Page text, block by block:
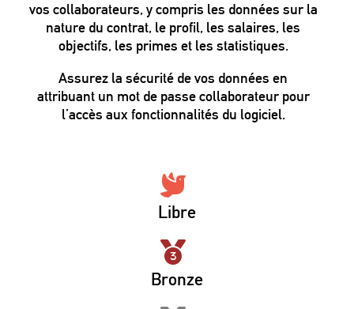
vos collaborateurs, y compris les données sur la
nature du contrat, le profil, les salaires, les
objectifs, les primes et les statistiques.
Assurez la sécurité de vos données en
attribuant un mot de passe collaborateur pour
l’accès aux fonctionnalités du logiciel.
Libre
Bronze